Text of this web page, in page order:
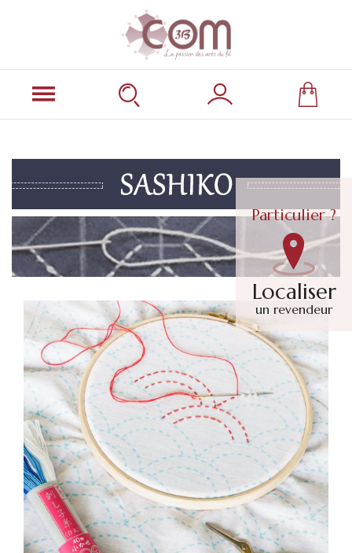
Particulier ?
Localiser
un revendeur